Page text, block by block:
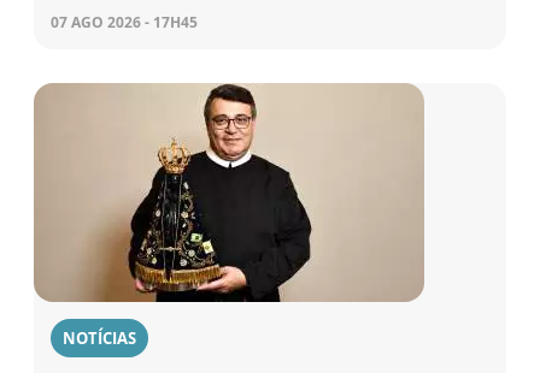
07 AGO 2026 - 17H45
NOTÍCIAS